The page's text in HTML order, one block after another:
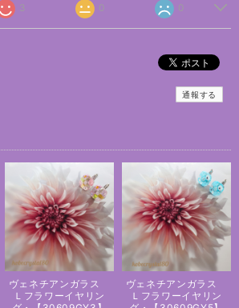
3 0 0
通報する
ヴェネチアンガラス
Ｌフラワーイヤリン
ヴェネチアンガラス
Ｌフラワーイヤリン